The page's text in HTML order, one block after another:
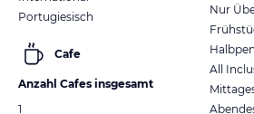
Portugiesisch
Cafe
Anzahl Cafes insgesamt
1
Nur
All